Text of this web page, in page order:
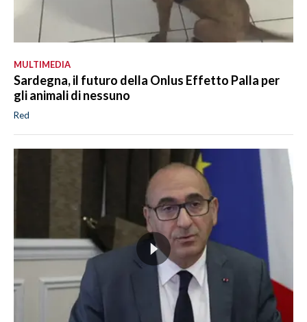
MULTIMEDIA
Sardegna, il futuro della Onlus Effetto Palla per
gli animali di nessuno
Red